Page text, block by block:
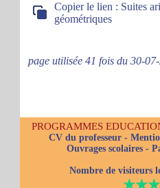
Copier le lien : Suites
géométriques
page utilisée 41 fois du 30-
PROGRAMMES
CV du professeur -
Ouvrages scolaires -
Nombre de visiteurs